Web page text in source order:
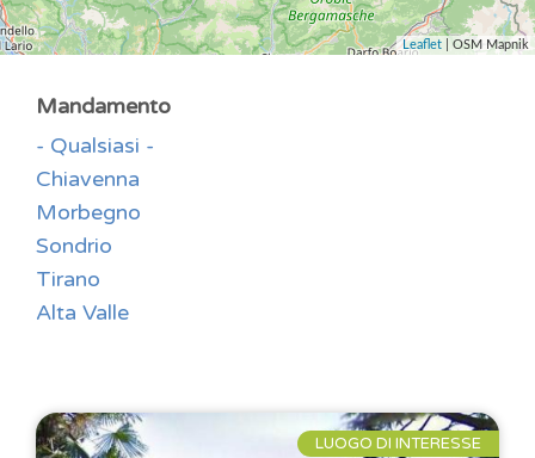
Leaflet | OSM Mapnik
Mandamento
- Qualsiasi -
Chiavenna
Morbegno
Sondrio
Tirano
Alta Valle
LUOGO DI INTERESSE